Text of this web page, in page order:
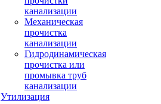
канализации
Механическая
прочистка
канализации
Гидродинамическая
прочистка или
промывка труб
канализации
Утилизация